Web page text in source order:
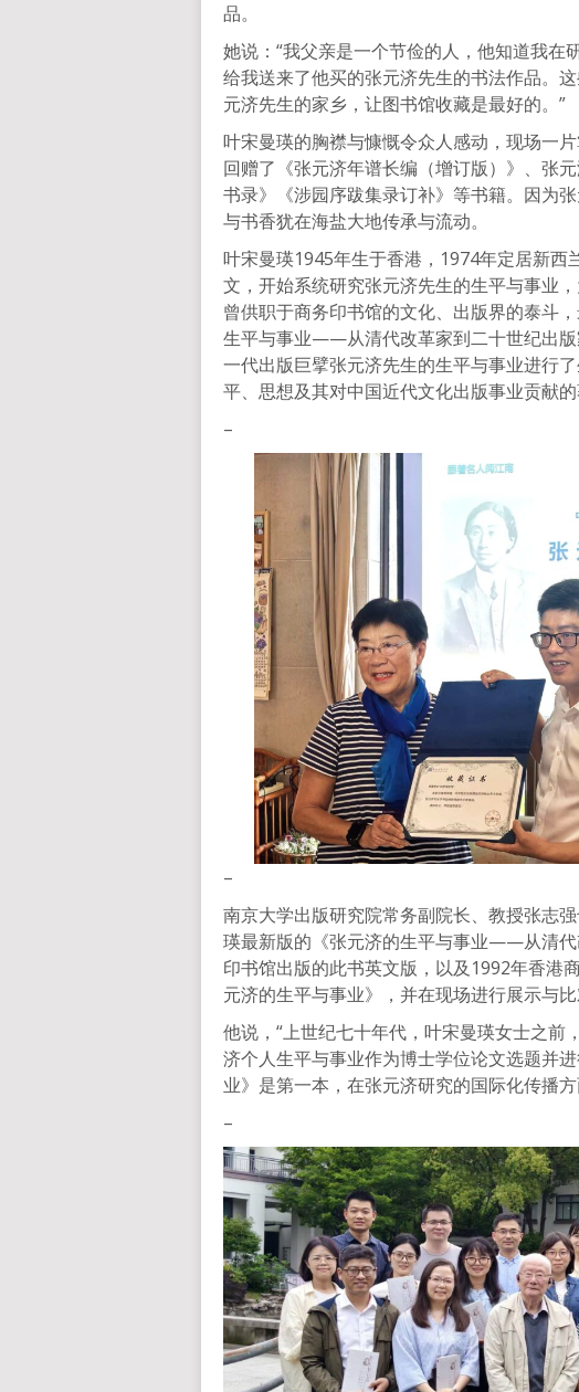
品。
她说：“我父亲是一个节俭的人，他知道我在
给我送来了他买的张元济先生的书法作品。
元济先生的家乡，让图书馆收藏是最好的。”
叶宋曼瑛的胸襟与慷慨令众人感动，现场一
回赠了《张元济年谱长编（增订版）》、张
书录》《涉园序跋集录订补》等书籍。因为
与书香犹在海盐大地传承与流动。
叶宋曼瑛1945年生于香港，1974年定居新
文，开始系统研究张元济先生的生平与事业
曾供职于商务印书馆的文化、出版界的泰斗
生平与事业——从清代改革家到二十世纪出
一代出版巨擘张元济先生的生平与事业进行
平、思想及其对中国近代文化出版事业贡献的
–
–
南京大学出版研究院常务副院长、教授张志
瑛最新版的《张元济的生平与事业——从清
印书馆出版的此书英文版，以及1992年香
元济的生平与事业》，并在现场进行展示与比
他说，“上世纪七十年代，叶宋曼瑛女士之前
济个人生平与事业作为博士学位论文选题并
业》是第一本，在张元济研究的国际化传播
–